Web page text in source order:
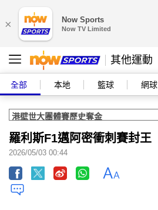
× Now Sports
Now TV Limited
其他運動
全部 本地 籃球 網球
羅利斯F1邁阿密衝刺賽封王
2026/05/03 00:44